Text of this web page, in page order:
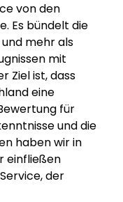
von den
Es bündelt die
mehr als
mit
Ziel ist, dass
eine
für
und die
haben wir in
einfließen
der